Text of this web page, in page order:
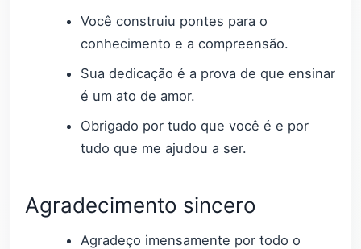
Você construiu pontes para o
conhecimento e a compreensão.
Sua dedicação é a prova de que ensinar
é um ato de amor.
Obrigado por tudo que você é e por
tudo que me ajudou a ser.
Agradecimento sincero
Agradeço imensamente por todo o